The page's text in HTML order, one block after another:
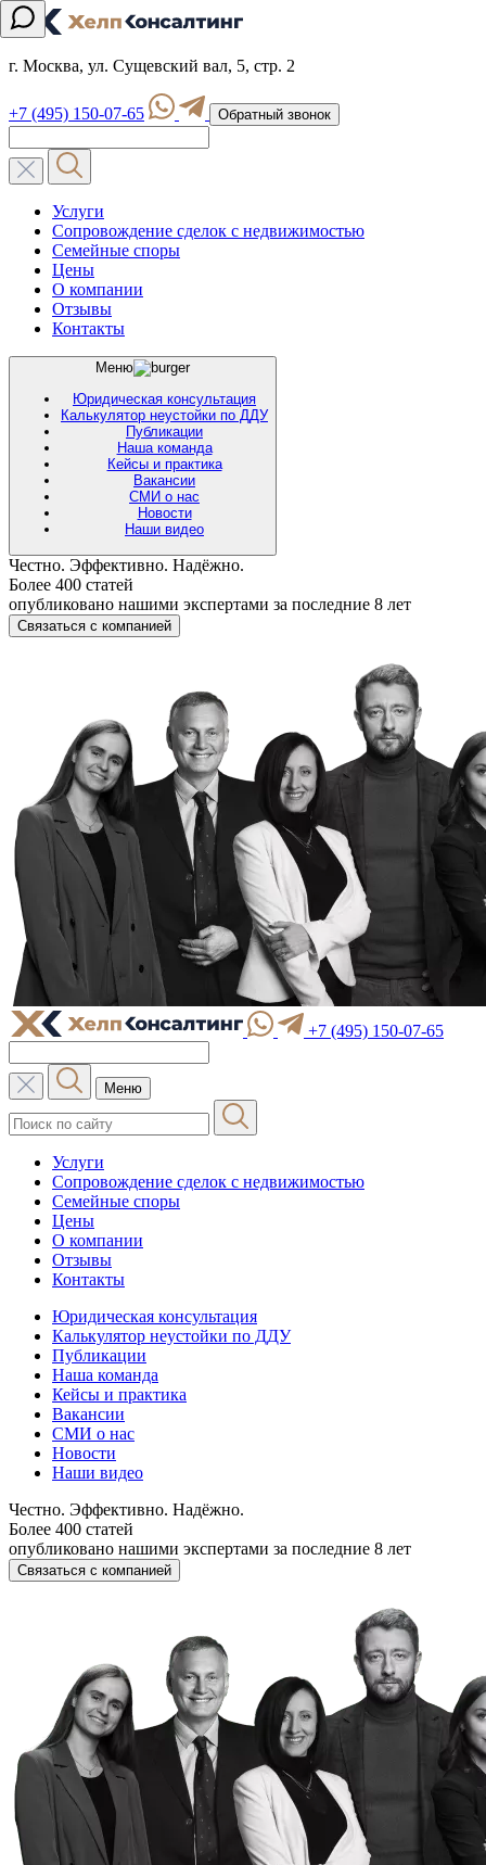
г. Москва, ул. Сущевский вал, 5, стр. 2
+7 (495) 150-07-65 Обратный звонок
Услуги
Сопровождение сделок с недвижимостью
Семейные споры
Цены
О компании
Отзывы
Контакты
Меню
Юридическая консультация
Калькулятор неустойки по ДДУ
Публикации
Наша команда
Кейсы и практика
Вакансии
СМИ о нас
Новости
Наши видео
Честно. Эффективно. Надёжно.
Более 400 статей
опубликовано нашими экспертами за последние 8 лет
Связаться с компанией
+7 (495) 150-07-65
Меню
Услуги
Сопровождение сделок с недвижимостью
Семейные споры
Цены
О компании
Отзывы
Контакты
Юридическая консультация
Калькулятор неустойки по ДДУ
Публикации
Наша команда
Кейсы и практика
Вакансии
СМИ о нас
Новости
Наши видео
Честно. Эффективно. Надёжно.
Более 400 статей
опубликовано нашими экспертами за последние 8 лет
Связаться с компанией